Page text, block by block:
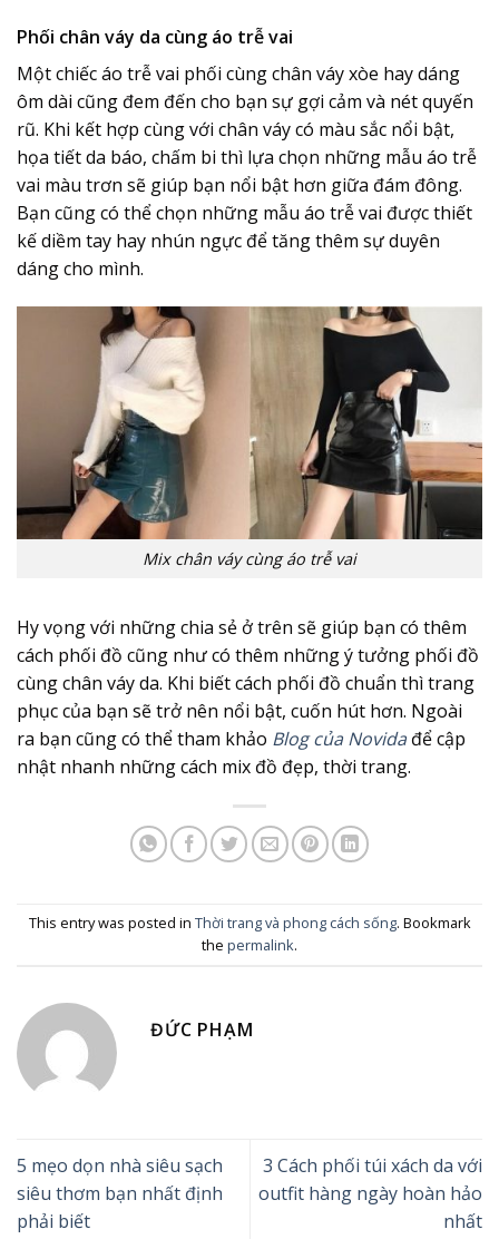
Phối chân váy da cùng áo trễ vai
Một chiếc áo trễ vai phối cùng chân váy xòe hay dáng
ôm dài cũng đem đến cho bạn sự gợi cảm và nét quyến
rũ. Khi kết hợp cùng với chân váy có màu sắc nổi bật,
họa tiết da báo, chấm bi thì lựa chọn những mẫu áo trễ
vai màu trơn sẽ giúp bạn nổi bật hơn giữa đám đông.
Bạn cũng có thể chọn những mẫu áo trễ vai được thiết
kế diềm tay hay nhún ngực để tăng thêm sự duyên
dáng cho mình.
Mix chân váy cùng áo trễ vai
Hy vọng với những chia sẻ ở trên sẽ giúp bạn có thêm
cách phối đồ cũng như có thêm những ý tưởng phối đồ
cùng chân váy da. Khi biết cách phối đồ chuẩn thì trang
phục của bạn sẽ trở nên nổi bật, cuốn hút hơn. Ngoài
ra bạn cũng có thể tham khảo Blog của Novidađể cập
nhật nhanh những cách mix đồ đẹp, thời trang.
This entry was posted in Thời trang và phong cách sống. Bookmark
the permalink.
ĐỨC PHẠM
5 mẹo dọn nhà siêu sạch
siêu thơm bạn nhất định
phải biết
3 Cách phối túi xách da với
outfit hàng ngày hoàn hảo
nhất